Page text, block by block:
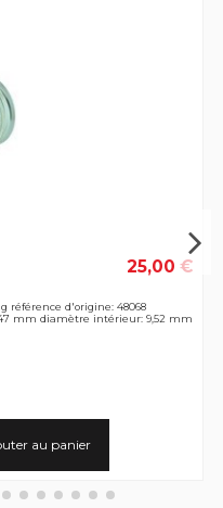
25,00 €
référence d'origine: 48068
mm diamètre intérieur: 9,52 mm
au panier